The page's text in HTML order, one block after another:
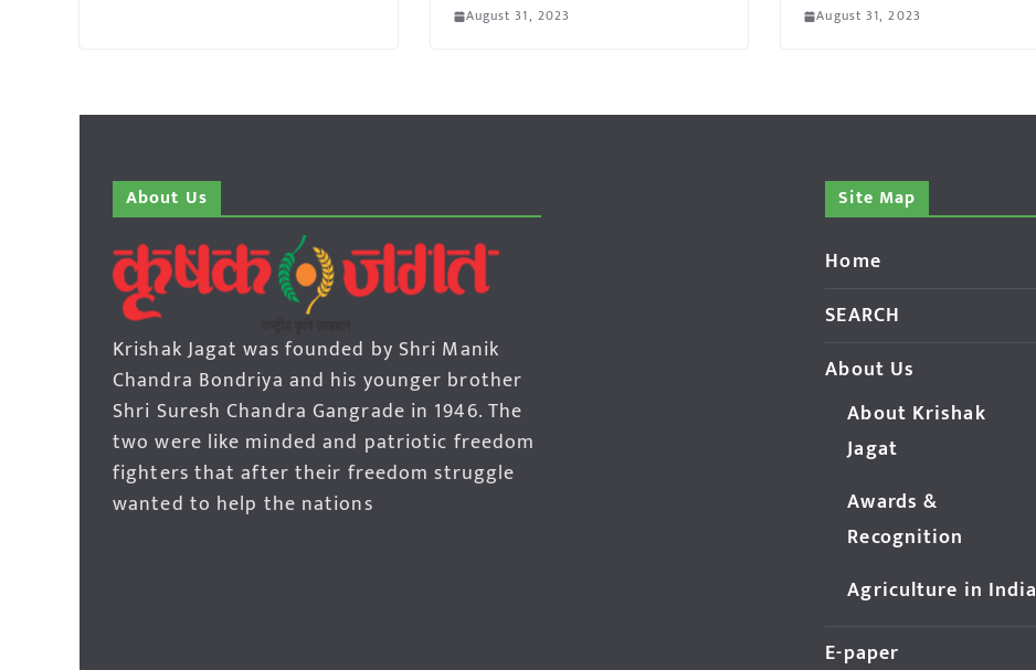
August 31, 2023 August 31, 2023
About Us
Krishak Jagat was founded by Shri Manik
Chandra Bondriya and his younger brother
Shri Suresh Chandra Gangrade in 1946. The
two were like minded and patriotic freedom
fighters that after their freedom struggle
wanted to help the nations
Site Map
Home
SEARCH
About Us
About Krishak
Jagat
Awards &
Recognition
Agriculture in India
E-paper